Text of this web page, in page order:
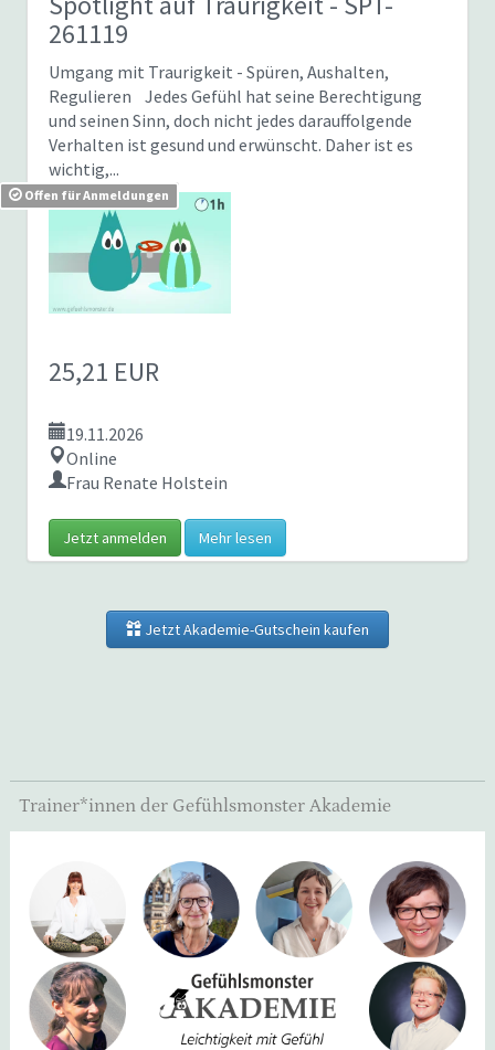
261119
Umgang mit Traurigkeit - Spüren, Aushalten,
Regulieren Jedes Gefühl hat seine Berechtigung
und seinen Sinn, doch nicht jedes darauffolgende
Verhalten ist gesund und erwünscht. Daher ist es
wichtig,...
Offen für Anmeldungen
25,21 EUR
19.11.2026
Online
Frau Renate Holstein
Jetzt anmelden Mehr lesen
Jetzt Akademie-Gutschein kaufen
Trainer*innen der Gefühlsmonster Akademie